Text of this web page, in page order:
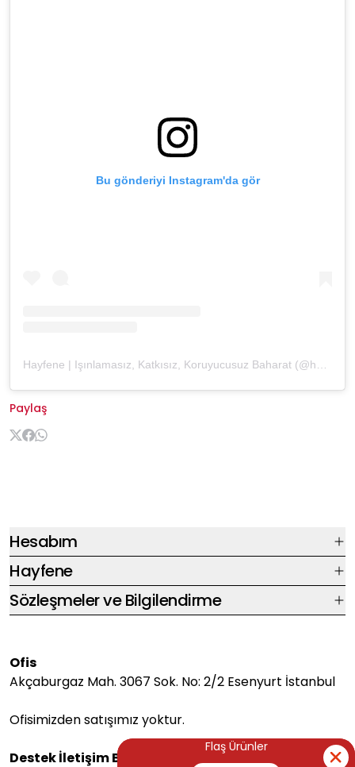
Bu gönderiyi Instagram'da gör
Paylaş
Hesabım
Hayfene
Sözleşmeler ve Bilgilendirme
Ofis
Akçaburgaz Mah. 3067 Sok. No: 2/2 Esenyurt İstanbul
Ofisimizden satışımız yoktur.
Destek İletişim Bilgileri
Flaş Ürünler
Flaş Ürünler